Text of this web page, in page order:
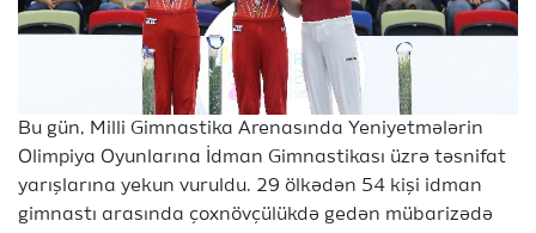
Bu gün, Milli Gimnastika Arenasında Yeniyetmələrin
Olimpiya Oyunlarına İdman Gimnastikası üzrə təsnifat
yarışlarına yekun vuruldu. 29 ölkədən 54 kişi idman
gimnastı arasında çoxnövçülükdə gedən mübarizədə